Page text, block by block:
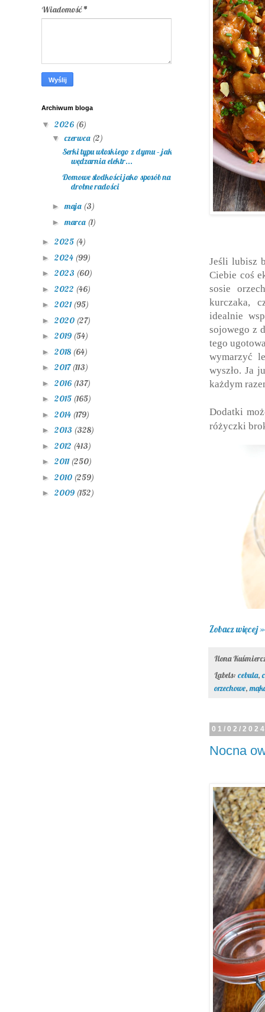
Jeśli lubisz
Ciebie coś
sosie
kurczaka,
idealnie
sojowego z
tego
wymarzyć
wyszło. Ja
każdym
Dodatki
różyczki
Zobacz więcej »
Ilona
Labels: cebula,
orzechowe,
01/02/
Nocna
Wiadomość*
Archiwum bloga
▼ 2026 (6)
▼czerwca (2)
Serki typu włoskiego z dymu – jak
wędzarnia elektr...
Domowe słodkości jako sposób na
drobne radości
►maja (3)
► marca (1)
► 2025 (4)
► 2024 (99)
► 2023 (60)
► 2022 (46)
► 2021 (95)
► 2020 (27)
► 2019 (54)
► 2018 (64)
► 2017(113)
► 2016 (137)
► 2015 (165)
► 2014 (179)
► 2013 (328)
► 2012 (413)
► 2011 (250)
► 2010 (259)
► 2009 (152)